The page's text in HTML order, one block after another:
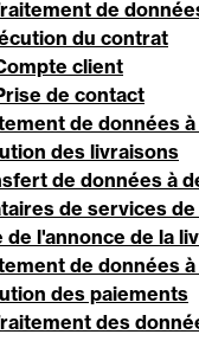
de
du contrat
client
de contact
de données
des livraisons
de données à
de services
de l'annonce de la
de données
des paiements
des